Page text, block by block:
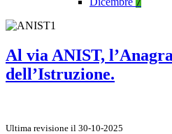
Al via ANIST,
dell’Istruzione.
Ultima revisione il 30-10-2025